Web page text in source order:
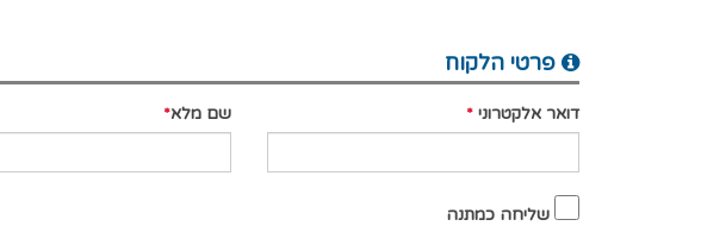
פרטי הלקוח
דואר אלקטרוני שם מלא
שליחה כמתנה